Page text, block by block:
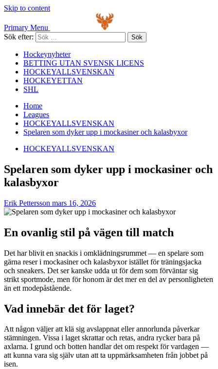
Skip to content
Primary Menu
Sök efter:
Hockeynyheter
BETTING UTAN SVENSK LICENS
HOCKEYALLSVENSKAN
HOCKEYETTAN
SHL
Home
Leagues
HOCKEYALLSVENSKAN
Spelaren som dyker upp i mockasiner och kalasbyxor
HOCKEYALLSVENSKAN
Spelaren som dyker upp i mockasiner och
kalasbyxor
Erik Pettersson mars 16, 2026
En ovanlig stil på vägen till match
Det har blivit en snackis i omklädningsrummet — en spelare som
gärna reser i mockasiner och kalasbyxor istället för träningsjacka
och sneakers. Det ser kanske udda ut för dem som förväntar sig
strikt sportmode, men för honom är det mer en del av personligheten
än ett modepåstående.
Vad innebär det för laget?
Att någon väljer att klä sig avslappnat eller annorlunda påverkar
stämningen. Vissa i laget skrattar och retas, andra rycker bara på
axlarna. I grund och botten handlar det om respekt för vardagen —
att kunna vara sig själv utan att ta uppmärksamheten från jobbet på
isen.